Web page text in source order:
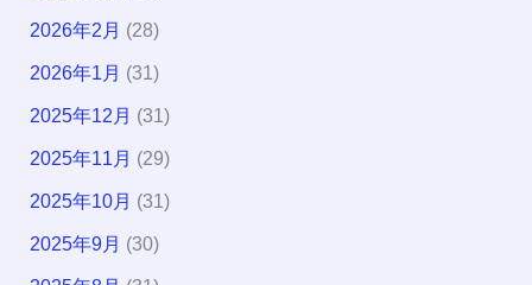
2026年2月 (28)
2026年1月 (31)
2025年12月 (31)
2025年11月 (29)
2025年10月 (31)
2025年9月 (30)